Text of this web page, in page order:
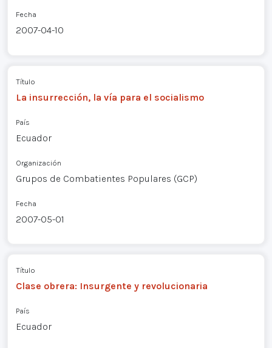
Fecha
2007-04-10
Título
La insurrección, la vía para el socialismo
País
Ecuador
Organización
Grupos de Combatientes Populares (GCP)
Fecha
2007-05-01
Título
Clase obrera: Insurgente y revolucionaria
País
Ecuador